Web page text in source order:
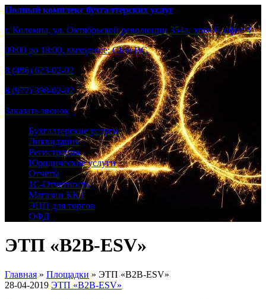
Полный комплекс бухгалтерских услуг
г. Коломна, ул. Октябрьской революции 354а, этаж 6, офис 4
09:00 до 18:00, выходные: СБ и ВС
8 (496) 623-02-02
8 (977) 398-02-02
Заказать звонок
Бухгалтерские услуги
Ликвидация
Регистрация
Юридические услуги
Отчеты
1С-Отчетность
Магазин ККТ
ЭЦП для торгов
ОФД
ЭТП «B2B-ESV»
Главная » Площадки » ЭТП «B2B-ESV»
28-04-2019 ЭТП «B2B-ESV»